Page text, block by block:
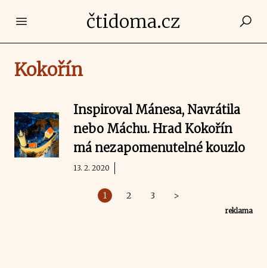
Open main menučtidoma.cz
Kokořín
Inspiroval Mánesa, Navrátila
nebo Máchu. Hrad Kokořín
má nezapomenutelné kouzlo
13. 2. 2020
1 2 3 >
reklama